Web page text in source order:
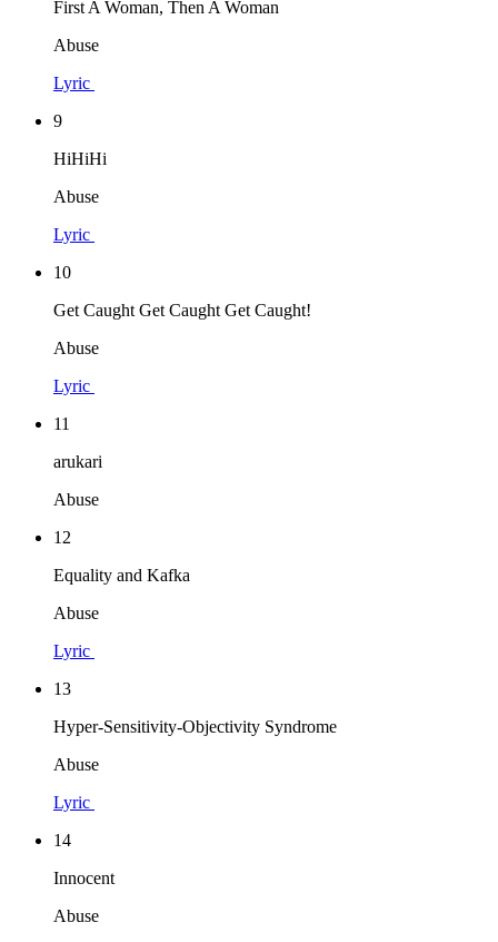
First A Woman, Then A Woman
Abuse
Lyric
9
HiHiHi
Abuse
Lyric
10
Get Caught Get Caught Get Caught!
Abuse
Lyric
11
arukari
Abuse
12
Equality and Kafka
Abuse
Lyric
13
Hyper-Sensitivity-Objectivity Syndrome
Abuse
Lyric
14
Innocent
Abuse